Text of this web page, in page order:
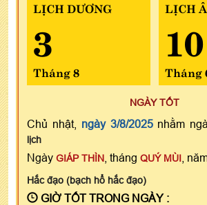
LỊCH DƯƠNG
3
Tháng 8
LỊCH
10
Tháng
NGÀY TỐT
Chủ nhật, ngày 3/8/2025nhằm
lịch
Ngày GIÁP THÌN , tháng QUÝ MÙI ,
Hắc đạo (bạch hổ hắc đạo)
GIỜ TỐT TRONG NGÀY :